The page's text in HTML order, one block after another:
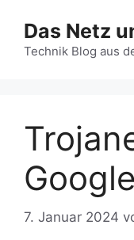
Inhalt
springen
Das Netz
Technik Blog aus
7. Januar 2024